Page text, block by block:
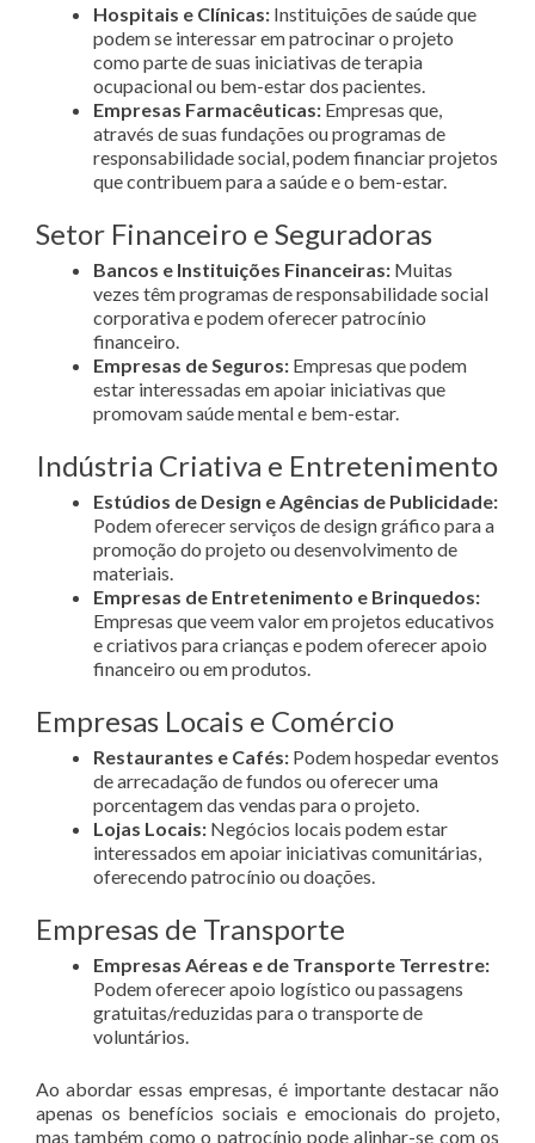
Hospitais e Clínicas: Instituições de saúde que
podem se interessar em patrocinar o projeto
como parte de suas iniciativas de terapia
ocupacional ou bem-estar dos pacientes.
Empresas Farmacêuticas: Empresas que,
através de suas fundações ou programas de
responsabilidade social, podem financiar projetos
que contribuem para a saúde e o bem-estar.
Setor Financeiro e Seguradoras
Bancos e Instituições Financeiras: Muitas
vezes têm programas de responsabilidade social
corporativa e podem oferecer patrocínio
financeiro.
Empresas de Seguros: Empresas que podem
estar interessadas em apoiar iniciativas que
promovam saúde mental e bem-estar.
Indústria Criativa e Entretenimento
Estúdios de Design e Agências de Publicidade:
Podem oferecer serviços de design gráfico para a
promoção do projeto ou desenvolvimento de
materiais.
Empresas de Entretenimento e Brinquedos:
Empresas que veem valor em projetos educativos
e criativos para crianças e podem oferecer apoio
financeiro ou em produtos.
Empresas Locais e Comércio
Restaurantes e Cafés: Podem hospedar eventos
de arrecadação de fundos ou oferecer uma
porcentagem das vendas para o projeto.
Lojas Locais: Negócios locais podem estar
interessados em apoiar iniciativas comunitárias,
oferecendo patrocínio ou doações.
Empresas de Transporte
Empresas Aéreas e de Transporte Terrestre:
Podem oferecer apoio logístico ou passagens
gratuitas/reduzidas para o transporte de
voluntários.
Ao abordar essas empresas, é importante destacar não
apenas os benefícios sociais e emocionais do projeto,
mas também como o patrocínio pode alinhar-se com os